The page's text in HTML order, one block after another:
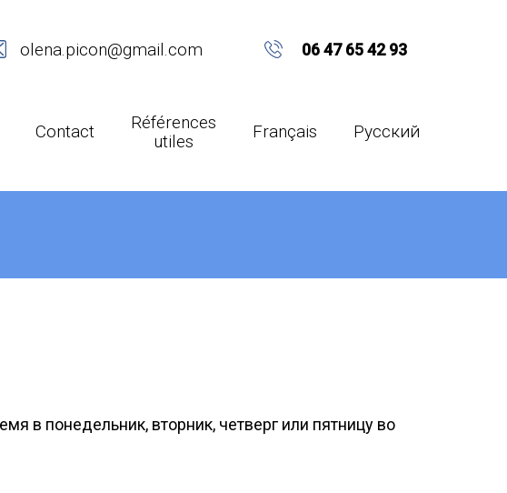
olena.picon@gmail.com 06 47 65 42 93
Contact
Références
utiles
Français Русский
в понедельник, вторник, четверг или пятницу во